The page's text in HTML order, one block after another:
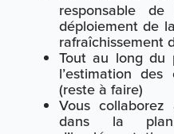
responsable
déploiement de
rafraîchissement
Tout au long du
l’estimation des
(reste à faire)
Vous
dans la